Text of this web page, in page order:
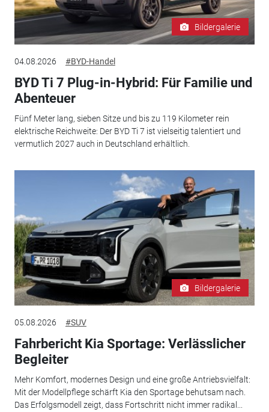
Bildergalerie
04.08.2026 #BYD-Handel
BYD Ti 7 Plug-in-Hybrid: Für Familie und
Abenteuer
Fünf Meter lang, sieben Sitze und bis zu 119 Kilometer rein
elektrische Reichweite: Der BYD Ti 7 ist vielseitig talentiert und
vermutlich 2027 auch in Deutschland erhältlich.
Bildergalerie
05.08.2026 #SUV
Fahrbericht Kia Sportage: Verlässlicher
Begleiter
Mehr Komfort, modernes Design und eine große Antriebsvielfalt:
Mit der Modellpflege schärft Kia den Sportage behutsam nach.
Das Erfolgsmodell zeigt, dass Fortschritt nicht immer radikal...